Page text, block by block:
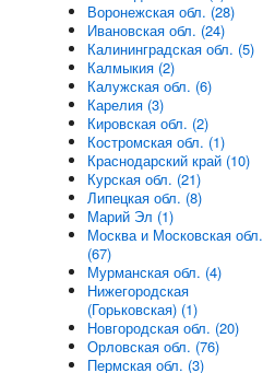
Воронежская обл. (28)
Ивановская обл. (24)
Калининградская обл. (5)
Калмыкия (2)
Калужская обл. (6)
Карелия (3)
Кировская обл. (2)
Костромская обл. (1)
Краснодарский край (10)
Курская обл. (21)
Липецкая обл. (8)
Марий Эл (1)
Москва и Московская обл.
(67)
Мурманская обл. (4)
Нижегородская
(Горьковская) (1)
Новгородская обл. (20)
Орловская обл. (76)
Пермская обл. (3)